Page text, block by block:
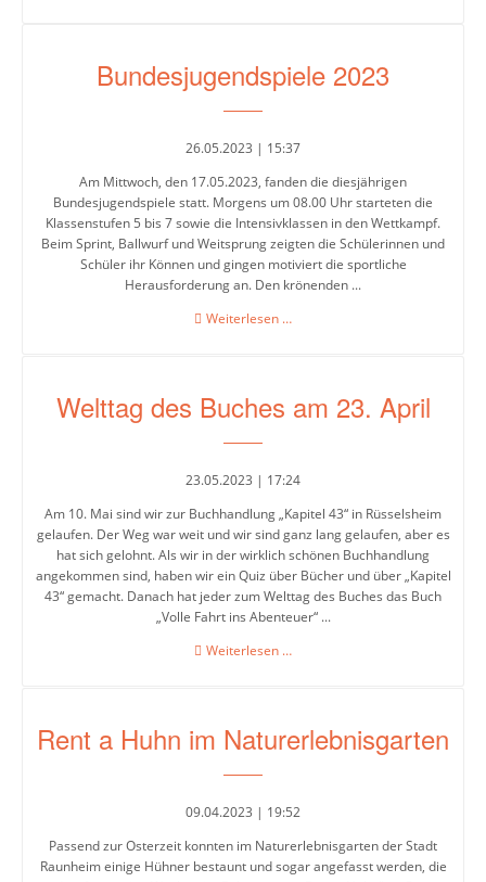
Jahrgänge
7
Bundesjugendspiele 2023
26.05.2023 | 15:37
Am Mittwoch, den 17.05.2023, fanden die diesjährigen
Bundesjugendspiele statt. Morgens um 08.00 Uhr starteten die
Klassenstufen 5 bis 7 sowie die Intensivklassen in den Wettkampf.
Beim Sprint, Ballwurf und Weitsprung zeigten die Schülerinnen und
Schüler ihr Können und gingen motiviert die sportliche
Herausforderung an. Den krönenden ...
Weiterlesen …Bundesjugendspiele
Welttag des Buches am 23. April
23.05.2023 | 17:24
Am 10. Mai sind wir zur Buchhandlung „Kapitel 43“ in Rüsselsheim
gelaufen. Der Weg war weit und wir sind ganz lang gelaufen, aber es
hat sich gelohnt. Als wir in der wirklich schönen Buchhandlung
angekommen sind, haben wir ein Quiz über Bücher und über „Kapitel
43“ gemacht. Danach hat jeder zum Welttag des Buches das Buch
„Volle Fahrt ins Abenteuer“ ...
Weiterlesen …Welttag
23.
April
Rent a Huhn im Naturerlebnisgarten
09.04.2023 | 19:52
Passend zur Osterzeit konnten im Naturerlebnisgarten der Stadt
Raunheim einige Hühner bestaunt und sogar angefasst werden, die